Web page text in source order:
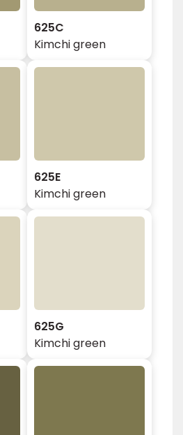
625C
Kimchi green
625E
Kimchi green
625G
Kimchi green